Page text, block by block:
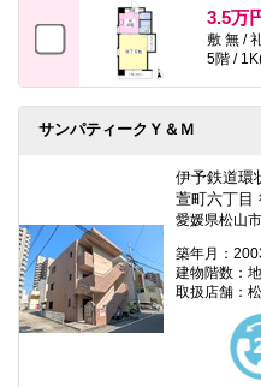
3.5万
敷 無 /
5階 /
サンパティークＹ＆Ｍ
伊予鉄道環
萱町六丁目
愛媛県松山
築年月：
建物階数：
取扱店舗：